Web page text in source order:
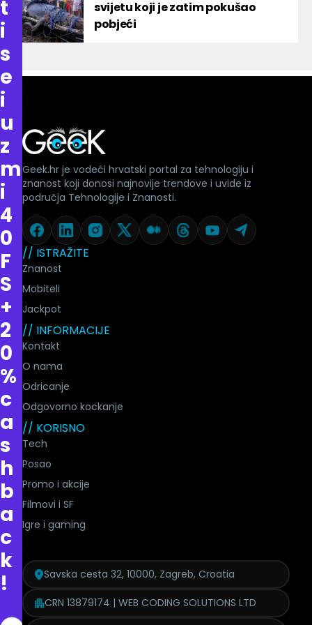
svijetu koji je zatim pokušao
pobjeći
t
i
s
e
i
u
z
m
i
4
0
F
S
+
2
0
%
c
a
s
h
b
a
c
k
!
// ISTRAŽITE
Znanost
Mobiteli
Jackpot
// INFORMACIJE
Kontakt
O nama
Odricanje
Odgovorno kockanje
// KORISNO
Tech
Posao
Promo i akcije
Filmovi i SF
Igre i gaming
Geek.hr je vodeći hrvatski portal za tehnologiju i
znanost koji donosi najnovije trendove i uvide iz
područja Tehnologije i Znanosti.
Savska cesta 32, 10000, Zagreb, Croatia
CRN 13879174 | WEB CODING SOLUTIONS LTD